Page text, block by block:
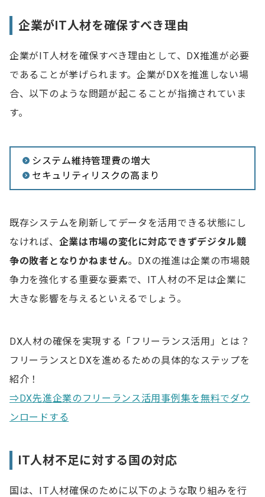
企業がIT人材を確保すべき理由
企業がIT人材を確保すべき理由として、DX推進が必要
であることが挙げられます。企業がDXを推進しない場
合、以下のような問題が起こることが指摘されていま
す。
システム維持管理費の増大
セキュリティリスクの高まり
既存システムを刷新してデータを活用できる状態にし
なければ、 企業は市場の変化に対応できずデジタル競
争の敗者 となりかねません。DXの推進は企業の市場競
争力を強化する重要な要素で、IT人材の不足は企業に
大きな影響を与えるといえるでしょう。
DX人材の確保を実現する「フリーランス活用」とは？
フリーランスとDXを進めるための具体的なステップを
紹介！
⇒DX先進企業のフリーランス活用事例集を無料でダウ
ンロードする
IT人材不足に対する国の対応
国は、IT人材確保のために以下のような取り組みを行